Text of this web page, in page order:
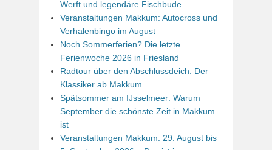
Werft und legendäre Fischbude
Veranstaltungen Makkum: Autocross und
Verhalenbingo im August
Noch Sommerferien? Die letzte
Ferienwoche 2026 in Friesland
Radtour über den Abschlussdeich: Der
Klassiker ab Makkum
Spätsommer am IJsselmeer: Warum
September die schönste Zeit in Makkum
ist
Veranstaltungen Makkum: 29. August bis